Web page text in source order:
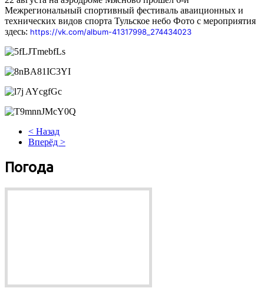
Межрегиональный спортивный фестиваль аваиционных и
технических видов спорта Тульское небо Фото с мероприятия
здесь: https://vk.com/album-41317998_274434023
< Назад
Вперёд >
Погода